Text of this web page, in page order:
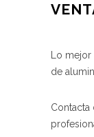
Lo mejor
de